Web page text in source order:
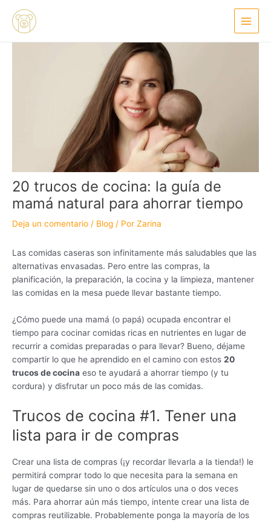
contenido
Main
Menu
20 trucos de cocina: la guía de
mamá natural para ahorrar tiempo
Deja un comentario / Blog / Por Zarina
Las comidas caseras son infinitamente más saludables que las
alternativas envasadas. Pero entre las compras, la
planificación, la preparación, la cocina y la limpieza, mantener
las comidas en la mesa puede llevar bastante tiempo.
¿Cómo puede una mamá (o papá) ocupada encontrar el
tiempo para cocinar comidas ricas en nutrientes en lugar de
recurrir a comidas preparadas o para llevar? Bueno, déjame
compartir lo que he aprendido en el camino con estos 20
trucos de cocina eso te ayudará a ahorrar tiempo (y tu
cordura) y disfrutar un poco más de las comidas.
Trucos de cocina #1. Tener una
lista para ir de compras
Crear una lista de compras (¡y recordar llevarla a la tienda!) le
permitirá comprar todo lo que necesita para la semana en
lugar de quedarse sin uno o dos artículos una o dos veces
más. Para ahorrar aún más tiempo, intente crear una lista de
compras reutilizable. Probablemente ponga la mayoría de los
de
entradas